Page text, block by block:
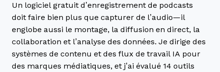
Un logiciel gratuit d’enregistrement de podcasts
doit faire bien plus que capturer de l’audio—il
englobe aussi le montage, la diffusion en direct, la
collaboration et l’analyse des données. Je dirige des
systèmes de contenu et des flux de travail IA pour
des marques médiatiques, et j’ai évalué 14 outils